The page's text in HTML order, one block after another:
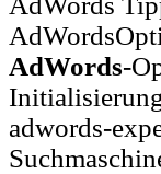
AdWords-
adwords-